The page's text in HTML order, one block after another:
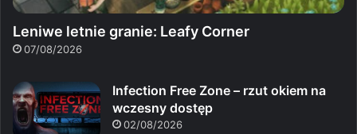
Leniwe letnie granie: Leafy Corner
07/08/2026
Infection Free Zone – rzut okiem na
wczesny dostęp
02/08/2026